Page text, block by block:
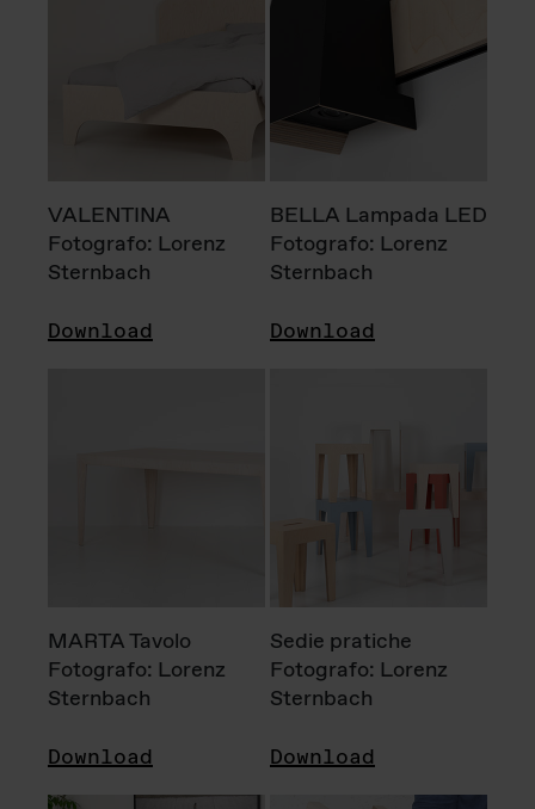
VALENTINA
Fotografo: Lorenz
Sternbach
Download
BELLA Lampada LED
Fotografo: Lorenz
Sternbach
Download
MARTA Tavolo
Fotografo: Lorenz
Sternbach
Download
Sedie pratiche
Fotografo: Lorenz
Sternbach
Download